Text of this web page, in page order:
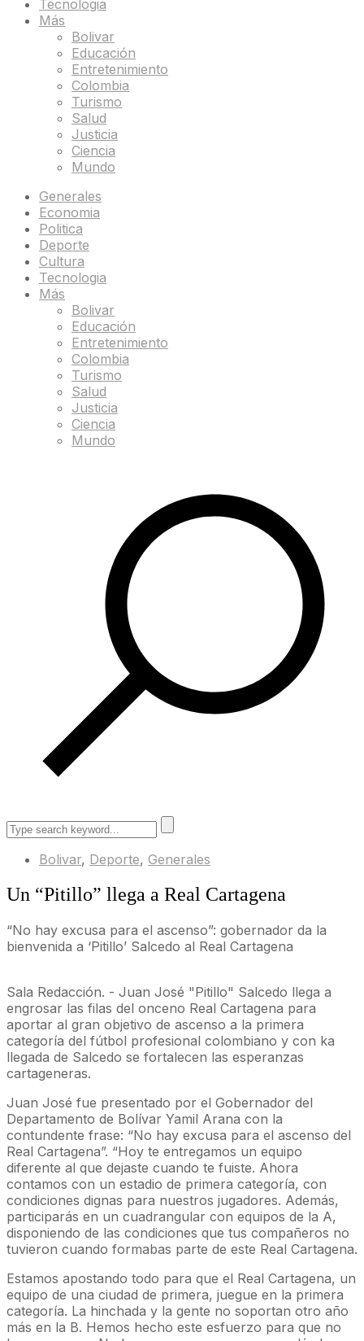
Tecnologia
Más
Bolivar
Educación
Entretenimiento
Colombia
Turismo
Salud
Justicia
Ciencia
Mundo
Generales
Economia
Politica
Deporte
Cultura
Tecnologia
Más
Bolivar
Educación
Entretenimiento
Colombia
Turismo
Salud
Justicia
Ciencia
Mundo
Bolivar, Deporte, Generales
Un “Pitillo” llega a Real Cartagena
“No hay excusa para el ascenso”: gobernador da la
bienvenida a ‘Pitillo’ Salcedo al Real Cartagena
Sala Redacción. - Juan José "Pitillo" Salcedo llega a
engrosar las filas del onceno Real Cartagena para
aportar al gran objetivo de ascenso a la primera
categoría del fútbol profesional colombiano y con ka
llegada de Salcedo se fortalecen las esperanzas
cartageneras.
Juan José fue presentado por el Gobernador del
Departamento de Bolívar Yamil Arana con la
contundente frase: “No hay excusa para el ascenso del
Real Cartagena”. “Hoy te entregamos un equipo
diferente al que dejaste cuando te fuiste. Ahora
contamos con un estadio de primera categoría, con
condiciones dignas para nuestros jugadores. Además,
participarás en un cuadrangular con equipos de la A,
disponiendo de las condiciones que tus compañeros no
tuvieron cuando formabas parte de este Real Cartagena.
Estamos apostando todo para que el Real Cartagena, un
equipo de una ciudad de primera, juegue en la primera
categoría. La hinchada y la gente no soportan otro año
más en la B. Hemos hecho este esfuerzo para que no